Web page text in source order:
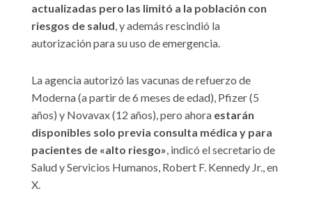
actualizadas pero las limitó a la población con
riesgos de salud , y además rescindió la
autorización para su uso de emergencia.
La agencia autorizó las vacunas de refuerzo de
Moderna (a partir de 6 meses de edad), Pfizer (5
años) y Novavax (12 años), pero ahora estarán
disponibles solo previa consulta médica y para
pacientes de «alto riesgo» , indicó el secretario de
Salud y Servicios Humanos, Robert F. Kennedy Jr., en
X.